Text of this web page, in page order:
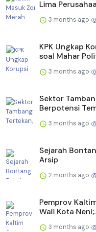
Lima
3 months ago
KPK Ungkap
soal Mahar
3 months ago
Sektor
Berpotensi
3 months ago
Sejarah
Arsip
2 months ago
Pemprov
Wali Kota
3 months ago